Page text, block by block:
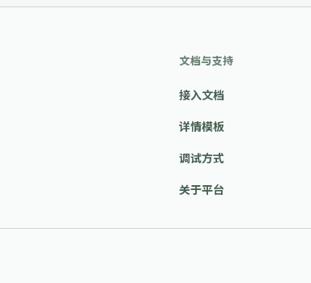
文档与支持
接入文档
详情模板
调试方式
关于平台